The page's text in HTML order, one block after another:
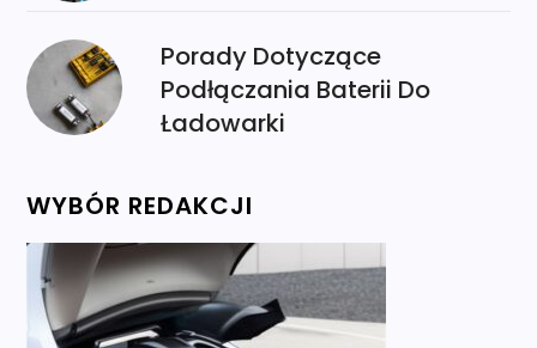
Porady Dotyczące
Podłączania Baterii Do
Ładowarki
WYBÓR REDAKCJI